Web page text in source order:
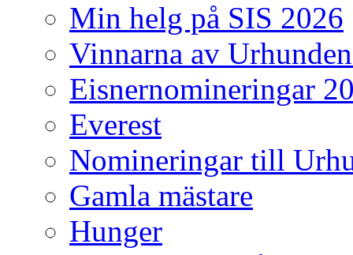
Min helg på SIS 2026
Vinnarna av
Eisnernomineringar
Everest
Nomineringar till
Gamla mästare
Hunger